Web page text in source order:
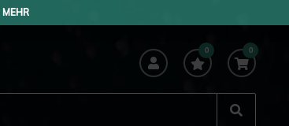
MEHR
0 0